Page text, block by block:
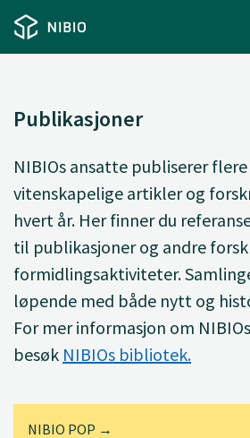
Publikasjoner
NIBIOs ansatte publisererflere
vitenskapelige artikler og
hvert år. Her finner du
til publikasjoner og andre
formidlingsaktiviteter.
løpende med både nytt og
For mer informasjon om
besøk NIBIOs bibliotek.
NIBIO POP →